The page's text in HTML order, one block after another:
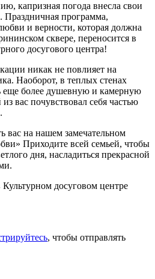
капризная погода внесла свои
программа,
и верности, которая должна
сквере, переносится в
досугового центра!
никак не повлияет на
Наоборот, в теплых стенах
еще более душевную и камерную
вас почувствовал себя частью
вас на нашем замечательном
Приходите всей семьей, чтобы
дня, насладиться прекрасной
досуговом центре
, чтобы отправлять